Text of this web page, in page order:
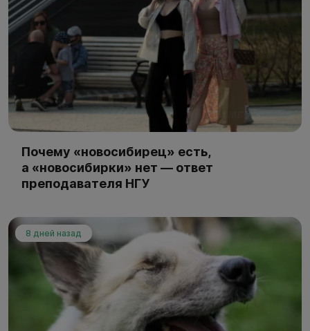
Почему «новосибирец» есть,
а «новосибирки» нет — ответ
преподавателя НГУ
8 дней назад